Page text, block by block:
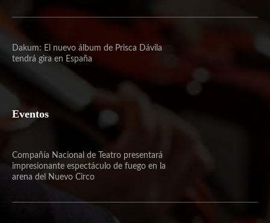
Dakum: El nuevo álbum de Prisca Dávila
tendrá gira en España
Eventos
Compañía Nacional de Teatro presentará
impresionante espectáculo de fuego en la
arena del Nuevo Circo